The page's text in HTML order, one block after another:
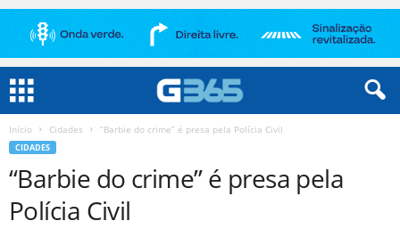
Início Cidades “Barbie do crime” é presa pela Polícia Civil
CIDADES
“Barbie do crime” é presa pela
Polícia Civil